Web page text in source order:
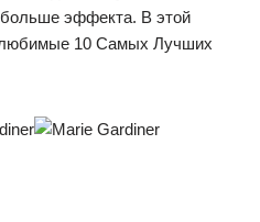
эффекта. В этой
10 Самых Лучших